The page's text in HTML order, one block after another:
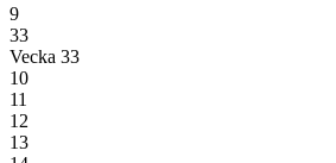
9
33
Vecka 33
10
11
12
13